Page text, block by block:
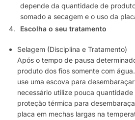
depende da quantidade de
somado a secagem e o uso da
Escolha o seu tratamento
Selagem (Disciplina e Tratamento)
Após o tempo de pausa
produto dos fios somente com
use uma escova para
necessário utilize pouca
proteção térmica para
placa em mechas largas na